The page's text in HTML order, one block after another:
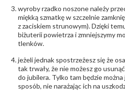
679-25-
Bezpieczeństwo
- rodzaj
ostrzeżenia:
Nie nadaje się dla
,Elementy w
wyroby rzadko noszone należy
miękką szmatkę w szczelnie
z zaciskiem strunowym). Dzięki
biżuterii powietrza i zmniejszymy
tlenków.
jeżeli jednak spostrzeżesz się że
tak trwały, że nie możesz go
do jubilera. Tylko tam będzie
sposób, nie narażając ich na